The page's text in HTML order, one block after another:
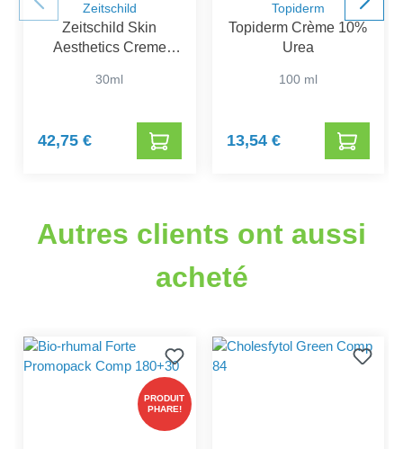
Zeitschild
Zeitschild Skin
Aesthetics Creme
30ml
42,75 €
Topiderm
Topiderm Crème 10%
Urea
100 ml
13,54 €
Autres clients ont aussi
acheté
PRODUIT
PHARE!